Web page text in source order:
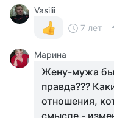
Vasilii
7 лет
Марина
Жену-мужа
правда???
отношения,
смысле -